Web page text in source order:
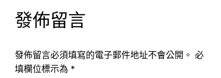
發佈留言
發佈留言必須填寫的電子郵件地址不會公開。 必
填欄位標示為 *